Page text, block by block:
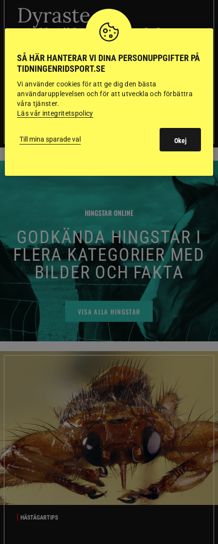
Dyraste
ridhjälmarna blev
sämst i test
Folksam har testat 15 ridhjälmar i olika
prisklasser för att se vilken som är den säkraste.
Det visar sig vara stor skillnad på säkerheten
mellan de olika hjälmarna – och dyrast är inte
HINGSTAR ONLINE
GODKÄNDA HINGSTAR I
FLERA KATEGORIER MED
BILDER OCH FAKTA
VISA ALLA HINGSTAR
HÄSTÄGARTIPS
SÅ HÄR HANTERAR VI DINA PERSONUPPGIFTER PÅ
TIDNINGENRIDSPORT.SE
Vi använder cookies för att ge dig den bästa
användarupplevelsen och för att utveckla och förbättra
våra tjänster.
Läs vår integritetspolicy
Till mina sparade val Okej